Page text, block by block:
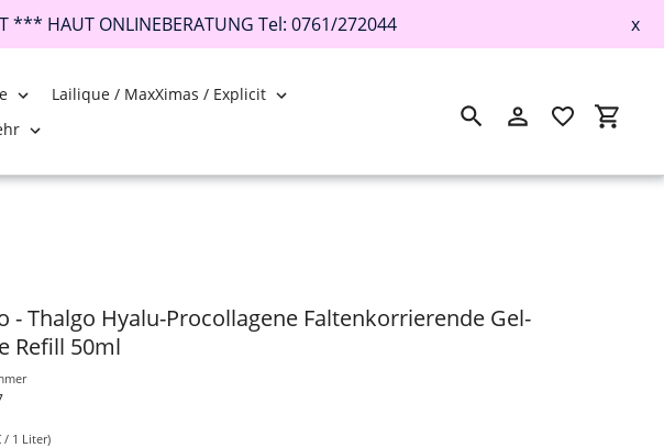
*** HAUT ONLINEBERATUNG Tel: 0761/272044 x
Lailique / MaxXimas / Explicit
SuchenEinloggen
- Thalgo Hyalu-Procollagene Faltenkorrierende Gel-
Refill 50ml
/ 1 Liter)